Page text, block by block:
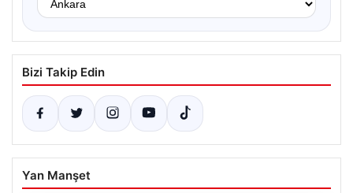
Bizi Takip Edin
Yan Manşet